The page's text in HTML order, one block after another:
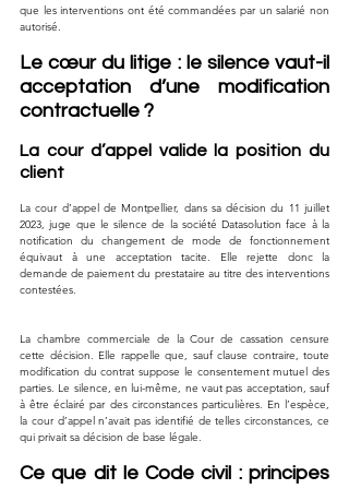
que les interventions ont été commandées par un salarié non
autorisé.
Le cœur du litige : le silence vaut-il
acceptation d’une modification
contractuelle ?
La cour d’appel valide la position du
client
La cour d’appel de Montpellier, dans sa décision du 11 juillet
2023, juge que le silence de la société Datasolution face à la
notification du changement de mode de fonctionnement
équivaut à une acceptation tacite. Elle rejette donc la
demande de paiement du prestataire au titre des interventions
contestées.
La chambre commerciale de la Cour de cassation censure
cette décision. Elle rappelle que, sauf clause contraire, toute
modification du contrat suppose le consentement mutuel des
parties. Le silence, en lui-même, ne vaut pas acceptation, sauf
à être éclairé par des circonstances particulières. En l’espèce,
la cour d’appel n’avait pas identifié de telles circonstances, ce
qui privait sa décision de base légale.
Ce que dit le Code civil : principes